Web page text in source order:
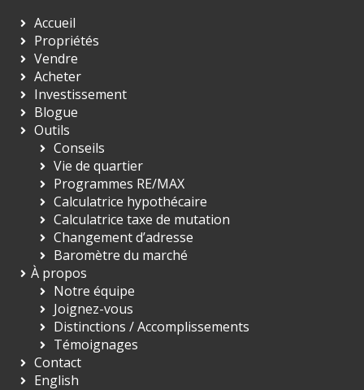
Accueil
Propriétés
Vendre
Acheter
Investissement
Blogue
Outils
Conseils
Vie de quartier
Programmes RE/MAX
Calculatrice hypothécaire
Calculatrice taxe de mutation
Changement d’adresse
Baromètre du marché
À propos
Notre équipe
Joignez-vous
Distinctions / Accomplissements
Témoignages
Contact
English